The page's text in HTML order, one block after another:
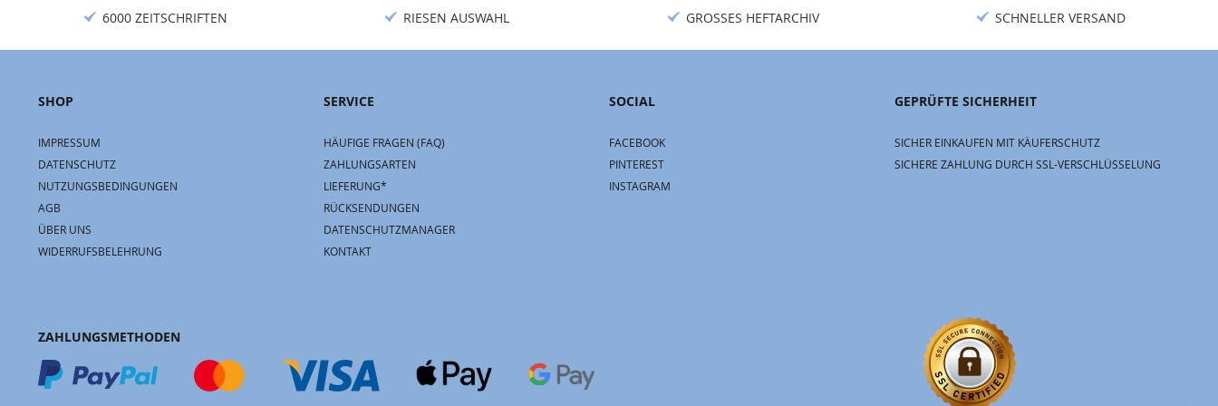
6000 ZEITSCHRIFTEN RIESEN AUSWAHL GROSSES HEFTARCHIV SCHNELLER VERSAND
SHOP
IMPRESSUM
DATENSCHUTZ
NUTZUNGSBEDINGUNGEN
AGB
ÜBER UNS
WIDERRUFSBELEHRUNG
SERVICE
HÄUFIGE FRAGEN (FAQ)
ZAHLUNGSARTEN
LIEFERUNG*
RÜCKSENDUNGEN
DATENSCHUTZMANAGER
KONTAKT
SOCIAL
FACEBOOK
PINTEREST
INSTAGRAM
GEPRÜFTE SICHERHEIT
SICHER EINKAUFEN MIT KÄUFERSCHUTZ
SICHERE ZAHLUNG DURCH SSL-VERSCHLÜSSELUNG
ZAHLUNGSMETHODEN